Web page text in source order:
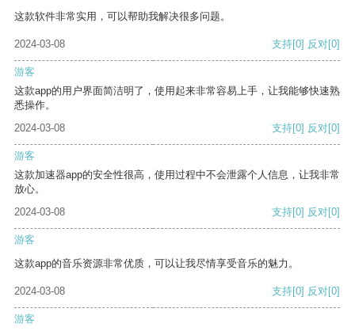
这款软件非常实用，可以帮助我解决很多问题。
2024-03-08 支持[0] 反对[0]
游客
这款app的用户界面简洁明了，使用起来非常容易上手，让我能够快速熟
悉操作。
2024-03-08
支持[0] 反对[0]
游客
这款加速器app的安全性很高，使用过程中不会泄露个人信息，让我非常
放心。
2024-03-08
支持[0] 反对[0]
游客
这款app的音乐资源非常优质，可以让我尽情享受音乐的魅力。
2024-03-08 支持[0] 反对[0]
游客